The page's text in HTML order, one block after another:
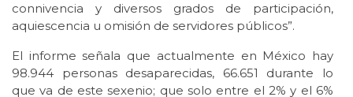
connivencia y diversos grados de participación,
aquiescencia u omisión de servidores públicos”.
El informe señala que actualmente en México hay
98.944 personas desaparecidas, 66.651 durante lo
que va de este sexenio; que solo entre el 2% y el 6%